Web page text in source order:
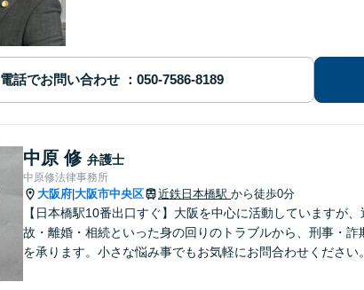
電話でお問い合わせ
中原 修 弁護士
中原修法律事務所
大阪府 大阪市中央区 近鉄日本橋駅 から徒歩0分
【日本橋駅10番出口すぐ】大阪を中心に活動していますが
故・離婚・相続といった身の回りのトラブルから、刑事・
を承ります。小さな悩み事でもお気軽にお問合わせください。